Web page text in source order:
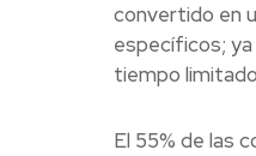
convertido en
específicos;
tiempo
El 55% de las